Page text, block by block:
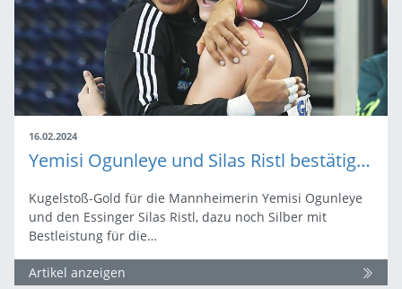
16.02.2024
Yemisi Ogunleye und Silas Ristl bestätigen Favoritenrollen
Kugelstoß-Gold für die Mannheimerin Yemisi Ogunleye
und den Essinger Silas Ristl, dazu noch Silber mit
Bestleistung für die…
Artikel anzeigen